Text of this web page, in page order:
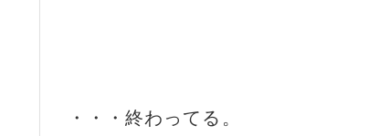
・・・終わってる。